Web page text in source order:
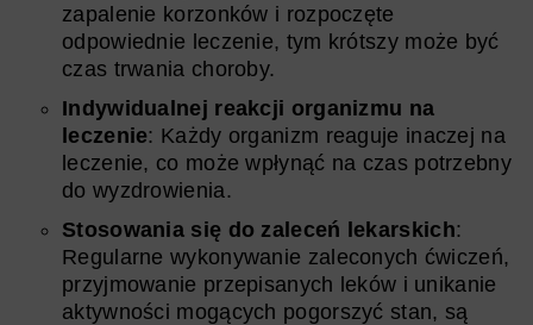
zapalenie korzonków i rozpoczęte
odpowiednie leczenie, tym krótszy może być
czas trwania choroby.
Indywidualnej reakcji organizmu na
leczenie: Każdy organizm reaguje inaczej na
leczenie, co może wpłynąć na czas potrzebny
do wyzdrowienia.
Stosowania się do zaleceń lekarskich:
Regularne wykonywanie zaleconych ćwiczeń,
przyjmowanie przepisanych leków i unikanie
aktywności mogących pogorszyć stan, są